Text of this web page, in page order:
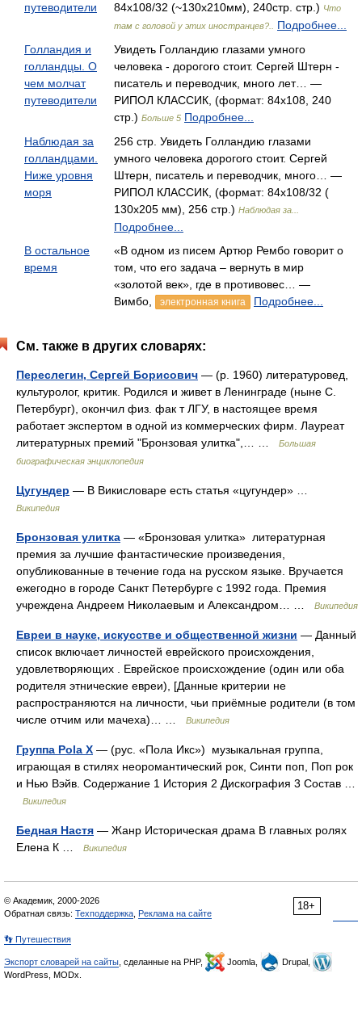
путеводители
84x108/32 (~130x210мм), 240стр. стр.) Что
там с головой у этих иностранцев?..
Подробнее...
Голландия и
голландцы. О
чем молчат
путеводители
Увидеть Голландию глазами умного
человека - дорогого стоит. Сергей Штерн -
писатель и переводчик, много лет… —
РИПОЛ КЛАССИК, (формат: 84x108, 240
стр.) Больше 5 Подробнее...
Наблюдая за
голландцами.
Ниже уровня
моря
256 стр. Увидеть Голландию глазами
умного человека дорогого стоит. Сергей
Штерн, писатель и переводчик, много… —
РИПОЛ КЛАССИК, (формат: 84x108/32 (
130х205 мм), 256 стр.) Наблюдая за...
Подробнее...
В остальное
время
«В одном из писем Артюр Рембо говорит о
том, что его задача – вернуть в мир
«золотой век», где в противовес… —
Вимбо,
электронная книга Подробнее...
См. также в других словарях:
Переслегин, Сергей Борисович — (р. 1960) литературовед,
культуролог, критик. Родился и живет в Ленинграде (ныне С.
Петербург), окончил физ. фак т ЛГУ, в настоящее время
работает экспертом в одной из коммерческих фирм. Лауреат
литературных премий "Бронзовая улитка",… …
Большая
биографическая энциклопедия
Цугундер — В Викисловаре есть статья «цугундер» …
Википедия
Бронзовая улитка — «Бронзовая улитка» литературная
премия за лучшие фантастические произведения,
опубликованные в течение года на русском языке. Вручается
ежегодно в городе Санкт Петербурге с 1992 года. Премия
учреждена Андреем Николаевым и Александром… …
Википедия
Евреи в науке, искусстве и общественной жизни — Данный
список включает личностей еврейского происхождения,
удовлетворяющих . Еврейское происхождение (один или оба
родителя этнические евреи), [Данные критерии не
распространяются на личности, чьи приёмные родители (в том
числе отчим или мачеха)… …
Википедия
Группа Pola X — (рус. «Пола Икс») музыкальная группа,
играющая в стилях неоромантический рок, Синти поп, Поп рок
и Нью Вэйв. Содержание 1 История 2 Дискография 3 Состав …
Википедия
Бедная Настя — Жанр Историческая драма В главных ролях
Елена К …
Википедия
18+
© Академик, 2000-2026
Обратная связь: Техподдержка Реклама на сайте
👣 Путешествия
Экспорт словарей на сайты , сделанные на PHP, Joomla,
Drupal,
WordPress, MODx.